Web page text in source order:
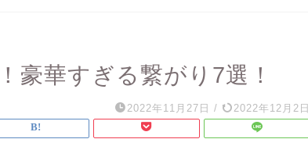
豪華すぎる繋がり7選！
2022年11月27日 / 2022年12月2日